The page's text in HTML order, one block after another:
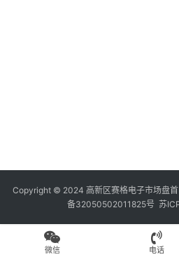
Copyright © 2024 高新区赛格电子市场盘
备32050502011825号 苏
微信 电话